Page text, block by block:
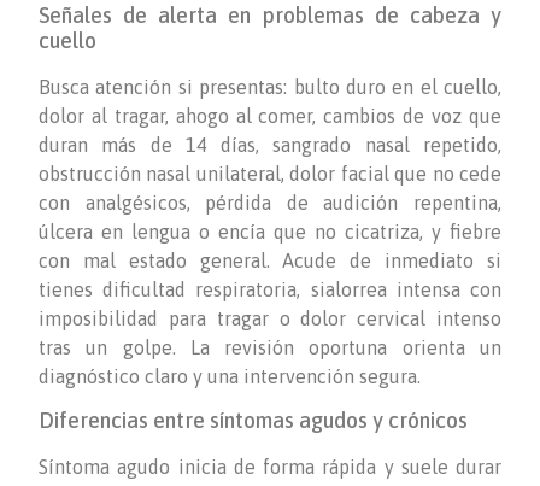
Señales de alerta en problemas de cabeza y
cuello
Busca atención si presentas: bulto duro en el cuello,
dolor al tragar, ahogo al comer, cambios de voz que
duran más de 14 días, sangrado nasal repetido,
obstrucción nasal unilateral, dolor facial que no cede
con analgésicos, pérdida de audición repentina,
úlcera en lengua o encía que no cicatriza, y fiebre
con mal estado general. Acude de inmediato si
tienes dificultad respiratoria, sialorrea intensa con
imposibilidad para tragar o dolor cervical intenso
tras un golpe. La revisión oportuna orienta un
diagnóstico claro y una intervención segura.
Diferencias entre síntomas agudos y crónicos
Síntoma agudo inicia de forma rápida y suele durar